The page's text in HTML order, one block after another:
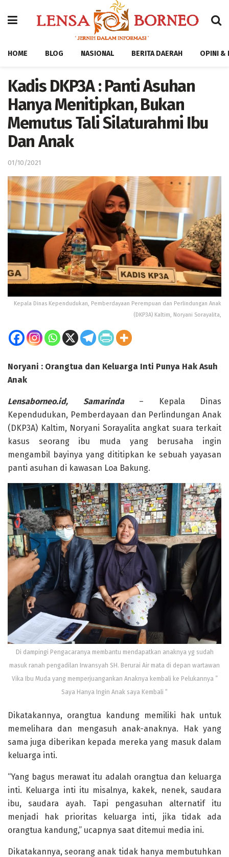
HOME BLOG NASIONAL BERITA DAERAH OPINI &
Kadis DKP3A : Panti Asuhan
Hanya Menitipkan, Bukan
Memutus Tali Silaturahmi Ibu
Dan Anak
01/10/2021
Kepala Dinas Kependudukan, Pemberdayaan Perempuan dan Perlindungan Anak
(DKP3A) Kaltim, Noryani Sorayalita,
Noryani : Orangtua dan Keluarga Inti Punya Hak Asuh
Anak
Lensaborneo.id, Samarinda– Kepala Dinas
Kependudukan, Pemberdayaan dan Perlindungan Anak
(DKP3A) Kaltim, Noryani Sorayalita angkat suara terkait
kasus seorang ibu muda yang berusaha ingin
mengambil bayinya yang dititipkan ke sebuah yayasan
panti asuhan di kawasan Loa Bakung.
Di dampingi Pengacaranya membantu mendapatkan anaknya yg sudah
masuk ranah pengadilan Irwansyah SH. Berurai Air mata di depan wartawan
Vika Ibu Muda yang memperjuangankan Anaknya kembali ke Pelukannya ”
Saya Hanya Ingin Anak saya Kembali “
Dikatakannya, orangtua kandung memiliki hak untuk
memelihara dan mengasuh anak-anaknya. Hak yang
sama juga diberikan kepada mereka yang masuk dalam
keluarga inti.
“Yang bagus merawat itu adalah orangtua dan keluarga
inti. Keluarga inti itu misalnya, kakek, nenek, saudara
ibu, saudara ayah. Tapi pengasuhan alternatif itu
menjadi hak prioritas keluarga inti, jika tidak ada
orangtua kandung,” ucapnya saat ditemui media ini.
Dikatakannya, seorang anak tidak hanya membutuhkan